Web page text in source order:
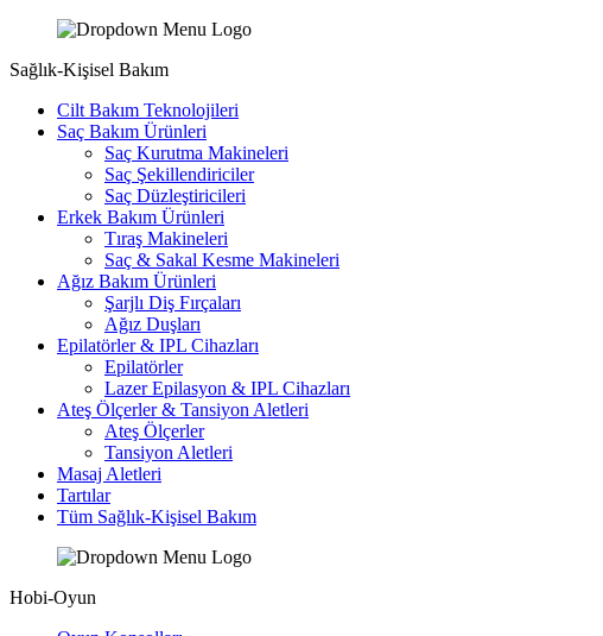
Sağlık-Kişisel Bakım
Cilt Bakım Teknolojileri
Saç Bakım Ürünleri
Saç Kurutma Makineleri
Saç Şekillendiriciler
Saç Düzleştiricileri
Erkek Bakım Ürünleri
Tıraş Makineleri
Saç & Sakal Kesme Makineleri
Ağız Bakım Ürünleri
Şarjlı Diş Fırçaları
Ağız Duşları
Epilatörler & IPL Cihazları
Epilatörler
Lazer Epilasyon & IPL Cihazları
Ateş Ölçerler & Tansiyon Aletleri
Ateş Ölçerler
Tansiyon Aletleri
Masaj Aletleri
Tartılar
Tüm Sağlık-Kişisel Bakım
Hobi-Oyun